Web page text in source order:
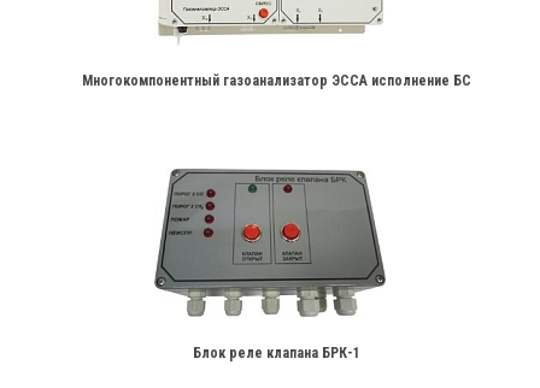
Многокомпонентный газоанализатор ЭССА исполнение БС
Блок реле клапана БРК-1